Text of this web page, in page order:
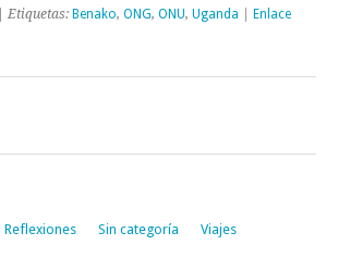
| Etiquetas: Benako, ONG, ONU, Uganda
Enlace
Reflexiones Sin categoría Viajes